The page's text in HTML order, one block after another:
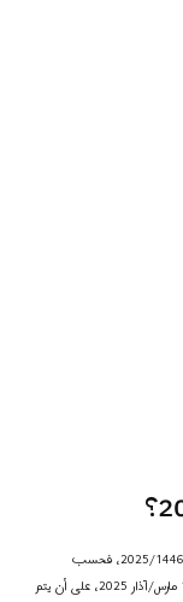
مع دخول شهر شعبان، لم يتبق سوى أيام قليلة على بداية شهر رمضان 2025/1446، فحسب
الحسابات الفلكية، من المفترض أن يبدأ الشهر الفضيل يوم السبت 1 مارس/آذار 2025، على أن يتم